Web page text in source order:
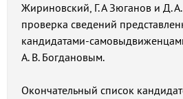
Жириновский, Г. А Зюганов и Д.
проверка сведений
кандидатами-
А. В. Богдановым.
Окончательный список